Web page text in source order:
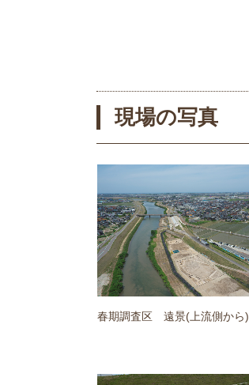
現場の写真
春期調査区 遠景(上流側から)